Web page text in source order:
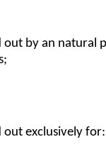
out by an natural
out exclusively for: